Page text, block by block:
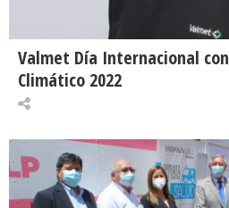
Valmet Día Internacional
Climático 2022